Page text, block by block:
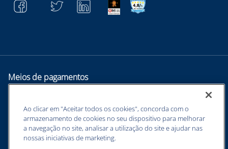
Meios de pagamentos
Ao clicar em "Aceitar todos os cookies", concorda com o
armazenamento de cookies no seu dispositivo para melhorar
a navegação no site, analisar a utilização do site e ajudar nas
nossas iniciativas de marketing.